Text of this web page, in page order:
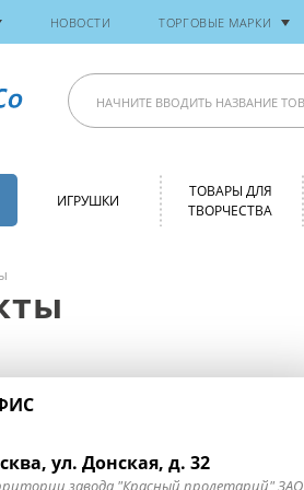
НОВОСТИ ТОРГОВЫЕ МАРКИ
ИГРУШКИ
ТОВАРЫ ДЛЯ
ТВОРЧЕСТВА
ул. Донская, д. 32
завода "Красный пролетарий" ЗАО